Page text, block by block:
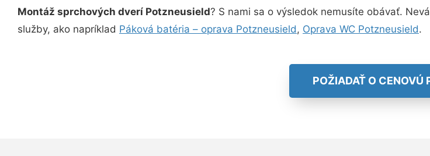
Montáž sprchových dverí Potzneusield? S nami sa o výsledok nemusíte obávať.
služby, ako napríklad Páková batéria – oprava Potzneusield , Oprava WC Potzneusield.
POŽIADAŤ O CENOVÚ